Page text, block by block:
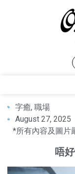
字癒, 職場
August 27, 2025
*所有內容及圖片
唔